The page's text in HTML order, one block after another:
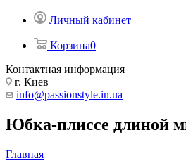
Личный кабинет
Корзина0
Контактная информация
г. Киев
info@passionstyle.in.ua
Юбка-плиссе длиной
Главная